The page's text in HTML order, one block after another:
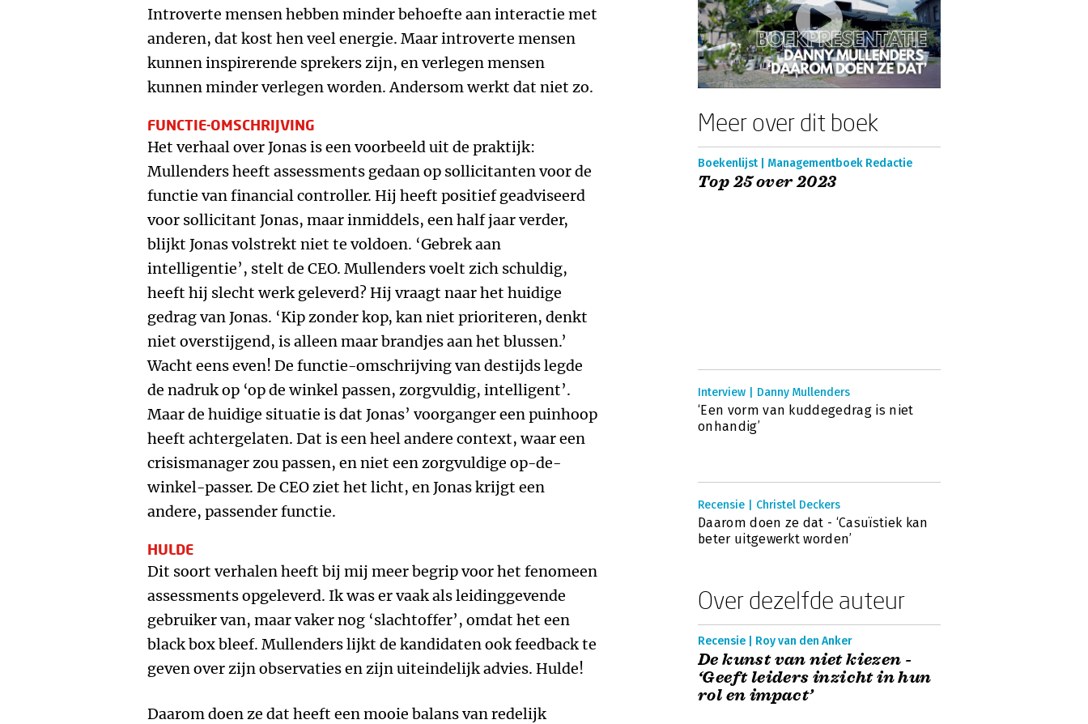
Introverte mensen hebben minder behoefte aan interactie met
anderen, dat kost hen veel energie. Maar introverte mensen
kunnen inspirerende sprekers zijn, en verlegen mensen
kunnen minder verlegen worden. Andersom werkt dat niet zo.
FUNCTIE-OMSCHRIJVING
Het verhaal over Jonas is een voorbeeld uit de praktijk:
Mullenders heeft assessments gedaan op sollicitanten voor de
functie van financial controller. Hij heeft positief geadviseerd
voor sollicitant Jonas, maar inmiddels, een half jaar verder,
blijkt Jonas volstrekt niet te voldoen. ‘Gebrek aan
intelligentie’, stelt de CEO. Mullenders voelt zich schuldig,
heeft hij slecht werk geleverd? Hij vraagt naar het huidige
gedrag van Jonas. ‘Kip zonder kop, kan niet prioriteren, denkt
niet overstijgend, is alleen maar brandjes aan het blussen.’
Wacht eens even! De functie-omschrijving van destijds legde
de nadruk op ‘op de winkel passen, zorgvuldig, intelligent’.
Maar de huidige situatie is dat Jonas’ voorganger een puinhoop
heeft achtergelaten. Dat is een heel andere context, waar een
crisismanager zou passen, en niet een zorgvuldige op-de-
winkel-passer. De CEO ziet het licht, en Jonas krijgt een
andere, passender functie.
HULDE
Dit soort verhalen heeft bij mij meer begrip voor het fenomeen
assessments opgeleverd. Ik was er vaak als leidinggevende
gebruiker van, maar vaker nog ‘slachtoffer’, omdat het een
black box bleef. Mullenders lijkt de kandidaten ook feedback te
geven over zijn observaties en zijn uiteindelijk advies. Hulde!
Daarom doen ze dat heeft een mooie balans van redelijk
Meer over dit boek
Boekenlijst | Managementboek Redactie
Top 25 over 2023
Interview | Danny Mullenders
‘Een vorm van kuddegedrag is niet
onhandig’
Recensie | Christel Deckers
Daarom doen ze dat - ‘Casuïstiek kan
beter uitgewerkt worden’
Over dezelfde auteur
Recensie | Roy van den Anker
De kunst van niet kiezen -
‘Geeft leiders inzicht in hun
rol en impact’